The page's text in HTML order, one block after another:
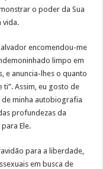
o poder da Sua
vida.
encomendou-me
limpo em
e anuncia-lhes o quanto
Assim, eu gosto de
de minha autobiografia
profundezas da
Ele.
para a liberdade,
em busca de